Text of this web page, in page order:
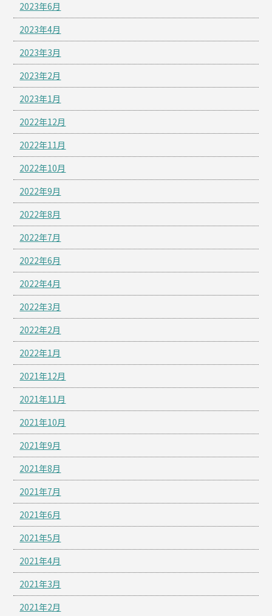
2023年6月
2023年4月
2023年3月
2023年2月
2023年1月
2022年12月
2022年11月
2022年10月
2022年9月
2022年8月
2022年7月
2022年6月
2022年4月
2022年3月
2022年2月
2022年1月
2021年12月
2021年11月
2021年10月
2021年9月
2021年8月
2021年7月
2021年6月
2021年5月
2021年4月
2021年3月
2021年2月